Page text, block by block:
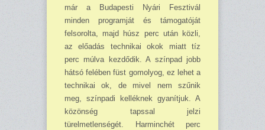
már a Budapesti Nyári Fesztivál
minden programját és támogatóját
felsorolta, majd húsz perc után közli,
az előadás technikai okok miatt tíz
perc múlva kezdődik. A színpad jobb
hátsó felében füst gomolyog, ez lehet a
technikai ok, de mivel nem szűnik
meg, színpadi kelléknek gyanítjuk. A
közönség tapssal jelzi
türelmetlenségét. Harminchét perc